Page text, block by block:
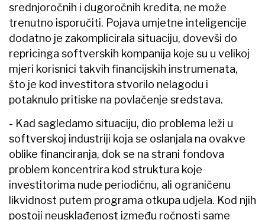
srednjoročnih i dugoročnih kredita, ne može
trenutno isporučiti. Pojava umjetne inteligencije
dodatno je zakomplicirala situaciju, dovevši do
repricinga softverskih kompanija koje su u velikoj
mjeri korisnici takvih financijskih instrumenata,
što je kod investitora stvorilo nelagodu i
potaknulo pritiske na povlačenje sredstava.
- Kad sagledamo situaciju, dio problema leži u
softverskoj industriji koja se oslanjala na ovakve
oblike financiranja, dok se na strani fondova
problem koncentrira kod struktura koje
investitorima nude periodičnu, ali ograničenu
likvidnost putem programa otkupa udjela. Kod njih
postoji neusklađenost između ročnosti same